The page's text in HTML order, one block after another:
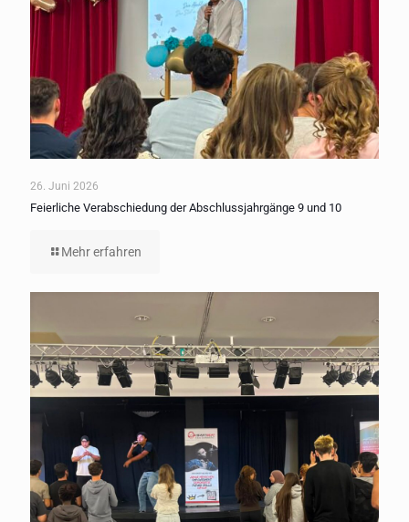
26. Juni 2026
Feierliche Verabschiedung der Abschlussjahrgänge 9 und 10
Mehr erfahren